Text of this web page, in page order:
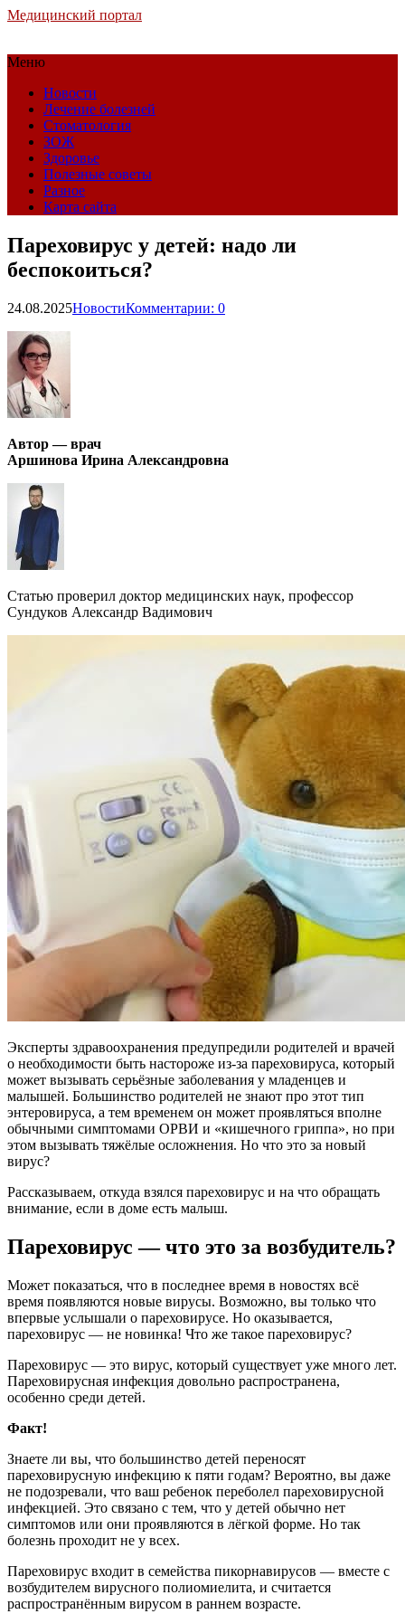
Медицинский портал
Меню
Новости
Лечение болезней
Стоматология
ЗОЖ
Здоровье
Полезные советы
Разное
Карта сайта
Пареховирус у детей: надо ли
беспокоиться?
24.08.2025НовостиКомментарии: 0
Автор — врач
Аршинова Ирина Александровна
Статью проверил доктор медицинских наук, профессор
Сундуков Александр Вадимович
Эксперты здравоохранения предупредили родителей и врачей
о необходимости быть настороже из-за пареховируса, который
может вызывать серьёзные заболевания у младенцев и
малышей. Большинство родителей не знают про этот тип
энтеровируса, а тем временем он может проявляться вполне
обычными симптомами ОРВИ и «кишечного гриппа», но при
этом вызывать тяжёлые осложнения. Но что это за новый
вирус?
Рассказываем, откуда взялся пареховирус и на что обращать
внимание, если в доме есть малыш.
Пареховирус — что это за возбудитель?
Может показаться, что в последнее время в новостях всё
время появляются новые вирусы. Возможно, вы только что
впервые услышали о пареховирусе. Но оказывается,
пареховирус — не новинка! Что же такое пареховирус?
Пареховирус — это вирус, который существует уже много лет.
Пареховирусная инфекция довольно распространена,
особенно среди детей.
Факт!
Знаете ли вы, что большинство детей переносят
пареховирусную инфекцию к пяти годам? Вероятно, вы даже
не подозревали, что ваш ребенок переболел пареховирусной
инфекцией. Это связано с тем, что у детей обычно нет
симптомов или они проявляются в лёгкой форме. Но так
болезнь проходит не у всех.
Пареховирус входит в семейства пикорнавирусов — вместе с
возбудителем вирусного полиомиелита, и считается
распространённым вирусом в раннем возрасте.